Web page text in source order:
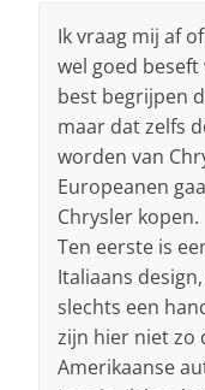
Ik vraag mij af
wel goed beseft
best begrijpen
maar dat zelfs
worden van
Europeanen
Chrysler kopen.
Ten eerste is
Italiaans
slechts een
zijn hier niet zo
Amerikaanse